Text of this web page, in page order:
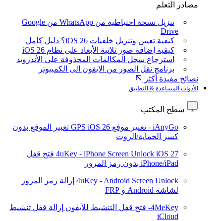
مصادر التعلم
تنزيل نسخة احتياطية من WhatsApp من Google
Drive
كيفية تعيين وتنزيل خلفيات iOS 26؟ دليل كامل
كيفية إضافة صور ثلاثية الأبعاد على نظام iOS 26
استرجاع سجل المكالمات المحذوفة على الأندرويد
برنامج نقل الصور من الايفون الى الكمبيوتر
نصائح مفيدة أكثر
الأدوات المساعدة & التطبيق
سطح المكتب
iAnyGo - تغيير موقع GPS iOS 26
تغيير الموقع بدون
كسر الحماية/الروت
4uKey - iPhone Screen Unlock iOS 27
فتح قفل
iPhone/iPad بدون رمز المرور
4uKey - Android Screen Unlock إزالة رمز المرور
لشاشة Android و FRP
4MeKey- فتح قفل التنشيط للآيفون
إزالة قفل تنشيط
iCloud